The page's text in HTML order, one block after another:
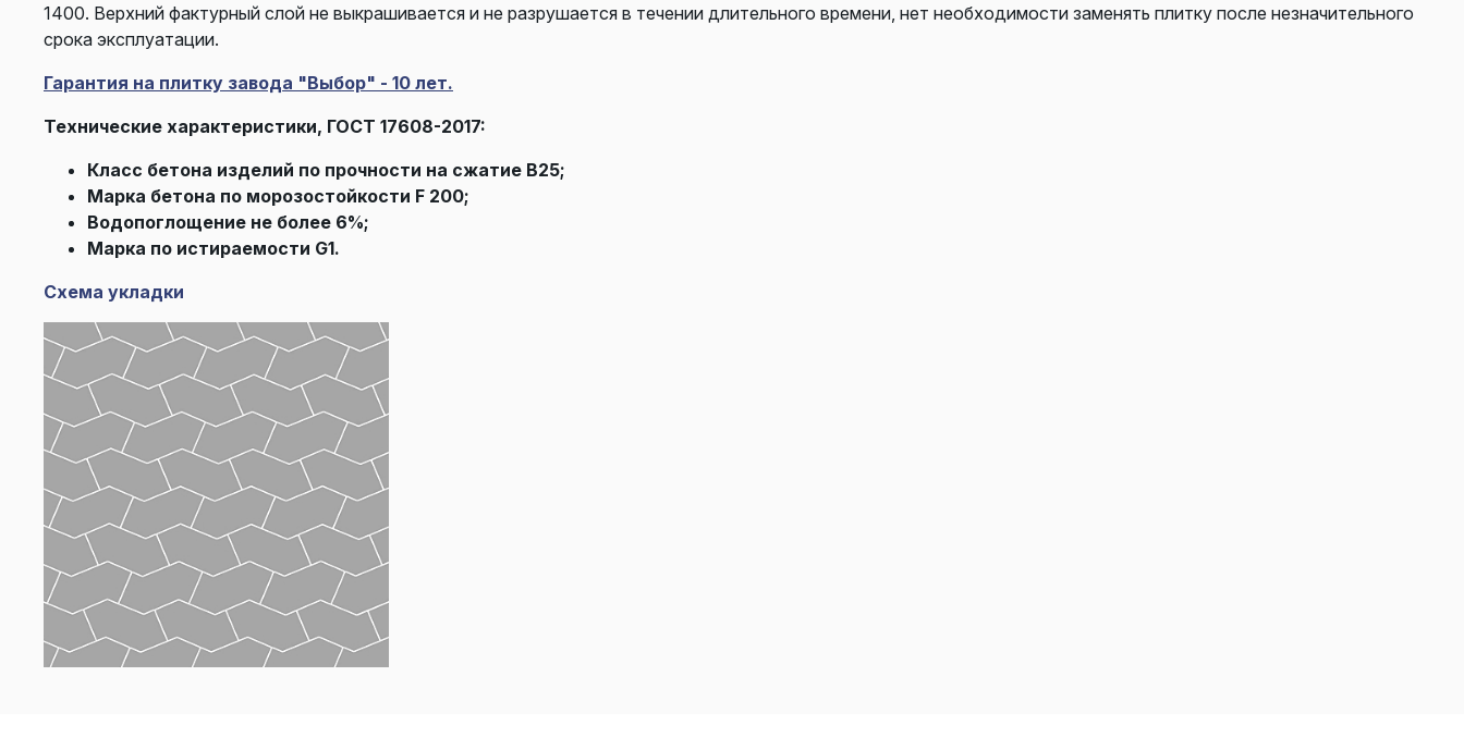
1400. Верхний фактурный слой не выкрашивается и не разрушается в течении длительного времени, нет необходимости заменять плитку после незначительного
срока эксплуатации.
Гарантия на плитку завода "Выбор" - 10 лет.
Технические характеристики, ГОСТ 17608-2017:
Класс бетона изделий по прочности на сжатие В25;
Марка бетона по морозостойкости F 200;
Водопоглощение не более 6%;
Марка по истираемости G1.
Схема укладки